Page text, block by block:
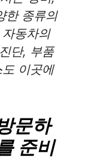
한 종류의
동차의
단, 부품
이곳에
문하
준비